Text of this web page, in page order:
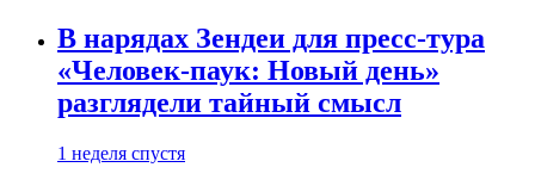
В нарядах Зендеи для пресс-тура
«Человек-паук: Новый день»
разглядели тайный смысл
1 неделя спустя